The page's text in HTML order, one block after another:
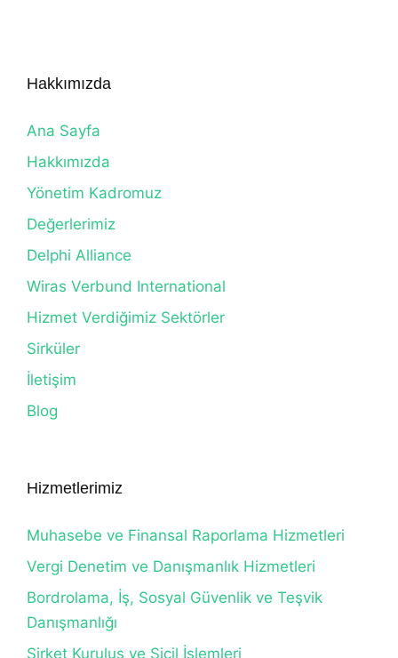
Hakkımızda
Ana Sayfa
Hakkımızda
Yönetim Kadromuz
Değerlerimiz
Delphi Alliance
Wiras Verbund International
Hizmet Verdiğimiz Sektörler
Sirküler
İletişim
Blog
Hizmetlerimiz
Muhasebe ve Finansal Raporlama Hizmetleri
Vergi Denetim ve Danışmanlık Hizmetleri
Bordrolama, İş, Sosyal Güvenlik ve Teşvik
Danışmanlığı
Şirket Kuruluş ve Sicil İşlemleri